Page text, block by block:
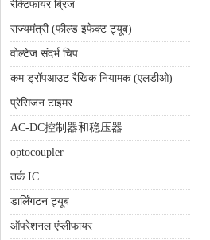
रेक्टिफायर ब्रिज
राज्यमंत्री (फील्ड इफेक्ट ट्यूब)
वोल्टेज संदर्भ चिप
कम ड्रॉपआउट रैखिक नियामक (एलडीओ)
प्रेसिजन टाइमर
AC-DC控制器和稳压器
optocoupler
तर्क IC
डार्लिंगटन ट्यूब
ऑपरेशनल एंप्लीफायर